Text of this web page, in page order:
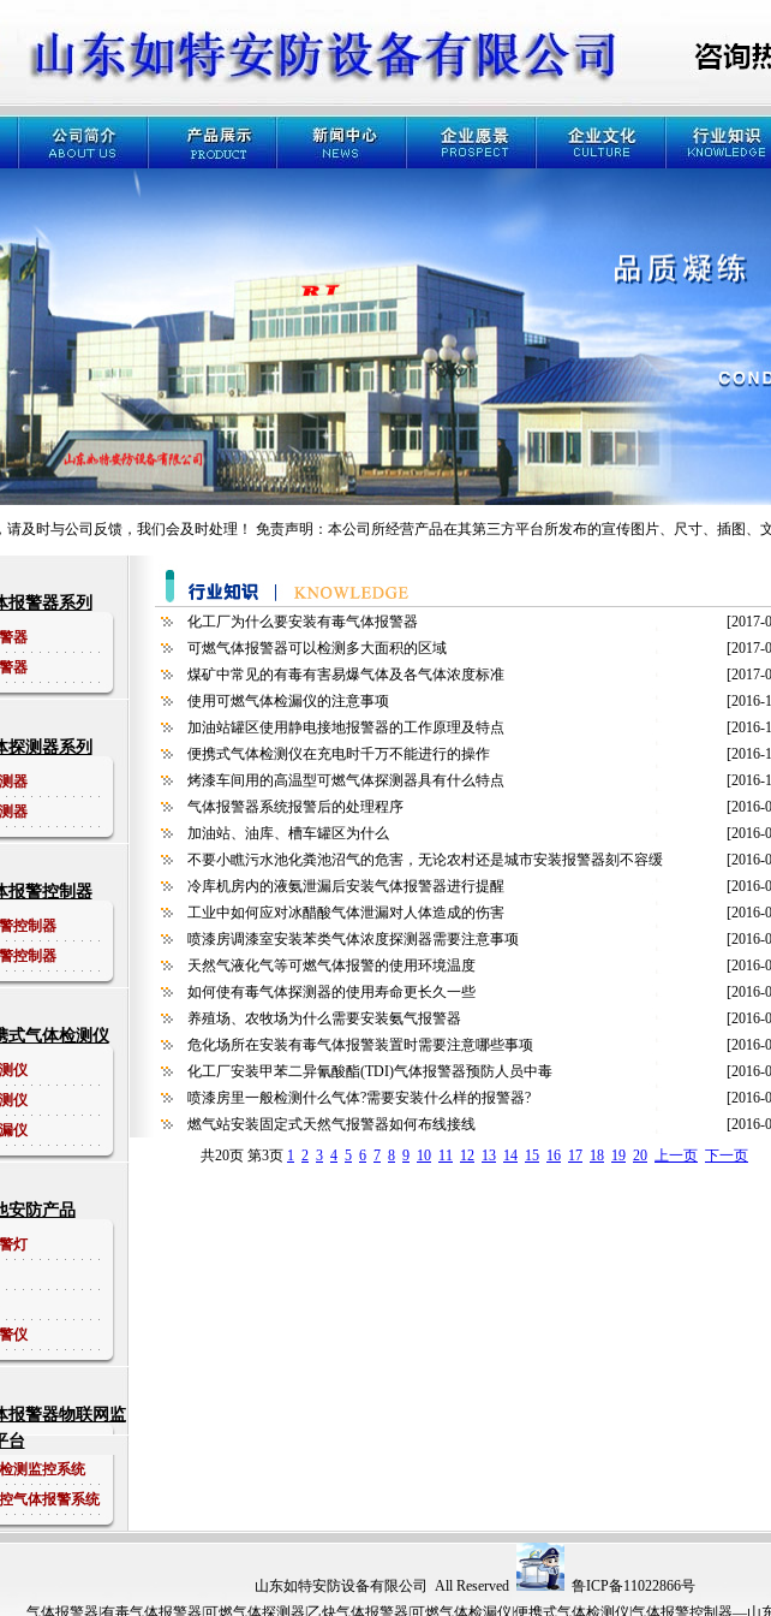
与公司反馈，我们会及时处理！ 免责声明：本公司所经营产品在其第三方平台所发布的宣传图片、尺寸、插图、文
报警器系列
器
器
探测器系列
器
器
报警控制器
控制器
控制器
式气体检测仪
仪
仪
仪
安防产品
灯
仪
报警器物联网监
台
测监控系统
气体报警系统
化工厂为什么要安装有毒气体报警器
[2017-
可燃气体报警器可以检测多大面积的区域
[2017-
煤矿中常见的有毒有害易爆气体及各气体浓度标准
[2017-
使用可燃气体检漏仪的注意事项
[2016-
加油站罐区使用静电接地报警器的工作原理及特点
[2016-
便携式气体检测仪在充电时千万不能进行的操作
[2016-
烤漆车间用的高温型可燃气体探测器具有什么特点
[2016-
气体报警器系统报警后的处理程序
[2016-
加油站、油库、槽车罐区为什么
[2016-
不要小瞧污水池化粪池沼气的危害，无论农村还是城市安装报警器刻不容缓
[2016-
冷库机房内的液氨泄漏后安装气体报警器进行提醒
[2016-
工业中如何应对冰醋酸气体泄漏对人体造成的伤害
[2016-
喷漆房调漆室安装苯类气体浓度探测器需要注意事项
[2016-
天然气液化气等可燃气体报警的使用环境温度
[2016-
如何使有毒气体探测器的使用寿命更长久一些
[2016-
养殖场、农牧场为什么需要安装氨气报警器
[2016-
危化场所在安装有毒气体报警装置时需要注意哪些事项
[2016-
化工厂安装甲苯二异氰酸酯(TDI)气体报警器预防人员中毒
[2016-
喷漆房里一般检测什么气体?需要安装什么样的报警器?
[2016-
燃气站安装固定式天然气报警器如何布线接线
[2016-
共20页 第3页 1 2 3 4 5 6 7 8 9 10 11 12 13 14 15 16 17 18 19 20 上一页 下一页
山东如特安防设备有限公司 All Reserved
鲁ICP备11022866号
气体报警器|有毒气体报警器|可燃气体探测器|乙炔气体报警器|可燃气体检漏仪 便携式气体检测仪| 气体报警控制器—山